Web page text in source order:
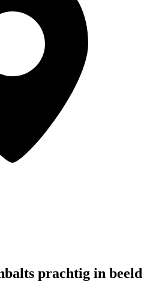
prachtig in beeld